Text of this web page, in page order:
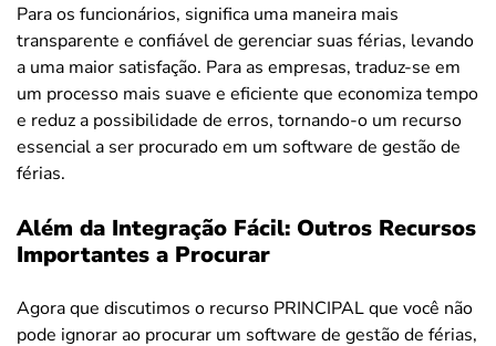
Para os funcionários, significa uma maneira mais
transparente e confiável de gerenciar suas férias, levando
a uma maior satisfação. Para as empresas, traduz-se em
um processo mais suave e eficiente que economiza tempo
e reduz a possibilidade de erros, tornando-o um recurso
essencial a ser procurado em um software de gestão de
férias.
Além da Integração Fácil: Outros Recursos
Importantes a Procurar
Agora que discutimos o recurso PRINCIPAL que você não
pode ignorar ao procurar um software de gestão de férias,